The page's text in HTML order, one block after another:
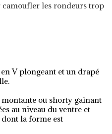
les rondeurs trop
V plongeant et un drapé
ou shorty gainant
au niveau du ventre et
la forme est